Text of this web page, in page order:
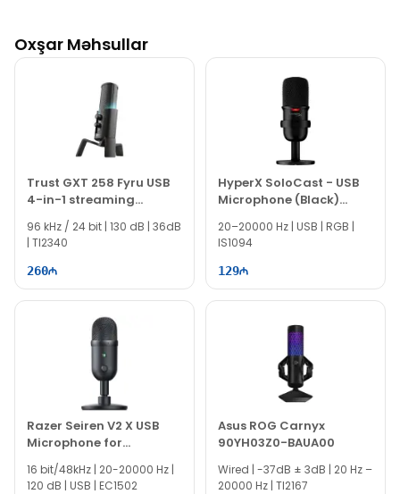
Oxşar Məhsullar
Trust GXT 258 Fyru USB
4-in-1 streaming
microphone 23465
96 kHz / 24 bit | 130 dB | 36dB
| TI2340
260
HyperX SoloCast - USB
Microphone (Black)
20–20000 Hz | USB | RGB |
IS1094
129
Razer Seiren V2 X USB
Microphone for
Streamers
16 bit/48kHz | 20-20000 Hz |
120 dB | USB | EC1502
Asus ROG Carnyx
90YH03Z0-BAUA00
Wired | -37dB ± 3dB | 20 Hz –
20000 Hz | TI2167